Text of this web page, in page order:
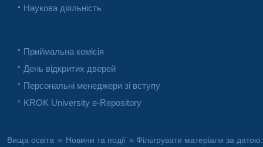
Наукова діяльність
Приймальна комісія
День відкритих дверей
Персональні менеджери зі вступу
KROK University e-Repository
Вища освіта » Новини та події » Фільтрувати матеріали за датою: